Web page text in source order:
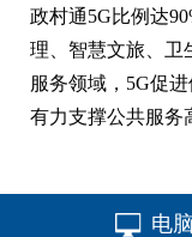
政村通5G比例达
理、智慧文旅、卫
服务领域，5G促
有力支撑公共服务
电